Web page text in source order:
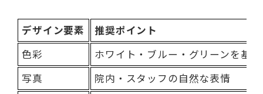
デザイン要素
推奨ポイント
色彩
ホワイト・ブルー・グリーンを基調
写真
院内・スタッフの自然な表情